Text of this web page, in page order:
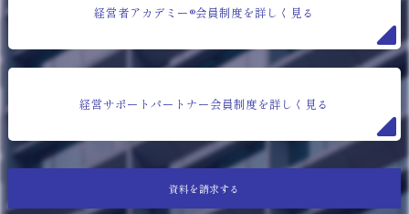
資料を請求する
経営者アカデミー®会員制度を詳しく見る
経営サポートパートナー会員制度を詳しく見る